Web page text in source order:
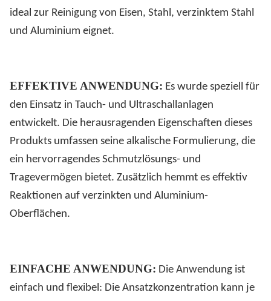
ideal zur Reinigung von Eisen, Stahl, verzinktem Stahl
und Aluminium eignet.
EFFEKTIVE ANWENDUNG: Es wurde speziell für
den Einsatz in Tauch- und Ultraschallanlagen
entwickelt. Die herausragenden Eigenschaften dieses
Produkts umfassen seine alkalische Formulierung, die
ein hervorragendes Schmutzlösungs- und
Tragevermögen bietet. Zusätzlich hemmt es effektiv
Reaktionen auf verzinkten und Aluminium-
Oberflächen.
EINFACHE ANWENDUNG: Die Anwendung ist
einfach und flexibel: Die Ansatzkonzentration kann je